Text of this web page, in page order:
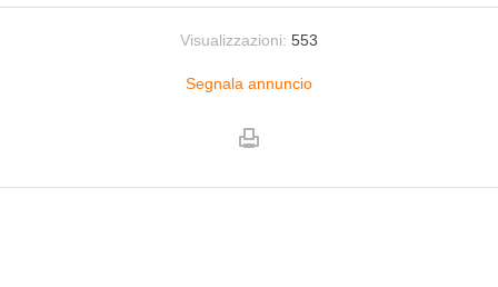
Visualizzazioni: 553
Segnala annuncio